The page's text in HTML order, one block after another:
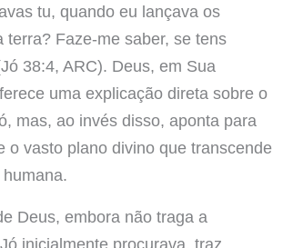
tu, quando eu lançava os
terra? Faze-me saber, se tens
38:4, ARC). Deus, em Sua
uma explicação direta sobre o
mas, ao invés disso, aponta para
o vasto plano divino que transcende
Deus, embora não traga a